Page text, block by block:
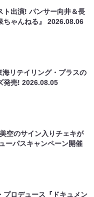
ト出演! パンサー向井＆長
ちゃんねる』2026.08.06
リテイリング・プラスの
発売!2026.08.05
空のサイン入りチェキが
ーパスキャンペーン開催
プロデュース『ドキュメン